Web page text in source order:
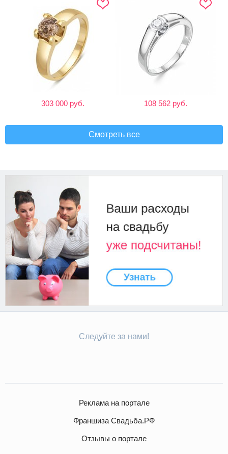
303 000 руб. 108 562 руб.
Смотреть все
Следуйте за нами!
Реклама на портале
Франшиза Свадьба.РФ
Отзывы о портале